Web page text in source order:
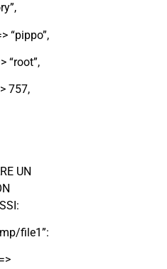
“pippo”,
“root”,
757,
UN
file1”: